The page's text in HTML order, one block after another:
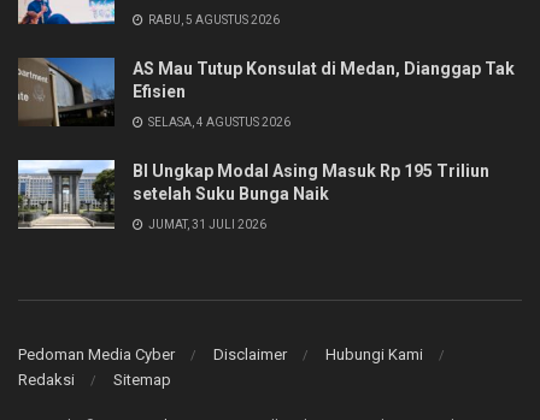
RABU, 5 AGUSTUS 2026
AS Mau Tutup Konsulat di Medan, Dianggap Tak
Efisien
SELASA, 4 AGUSTUS 2026
BI Ungkap Modal Asing Masuk Rp 195 Triliun
setelah Suku Bunga Naik
JUMAT, 31 JULI 2026
Pedoman Media Cyber Disclaimer
Hubungi Kami
Redaksi
Sitemap